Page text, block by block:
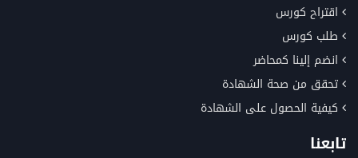
اقتراح كورس
طلب كورس
انضم إلينا كمحاضر
تحقق من صحة الشهادة
كيفية الحصول على الشهادة
تابعنا